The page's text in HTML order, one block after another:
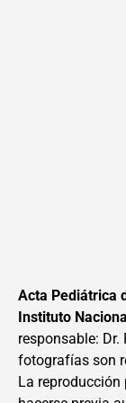
Acta Pediátrica
Instituto
responsable:
fotografías son
La reproducción